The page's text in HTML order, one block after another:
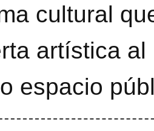
cultural
artística
espacio